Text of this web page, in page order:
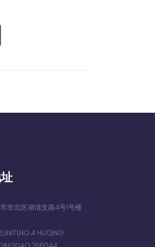
市北区湖清支路4号1号楼
HUQING